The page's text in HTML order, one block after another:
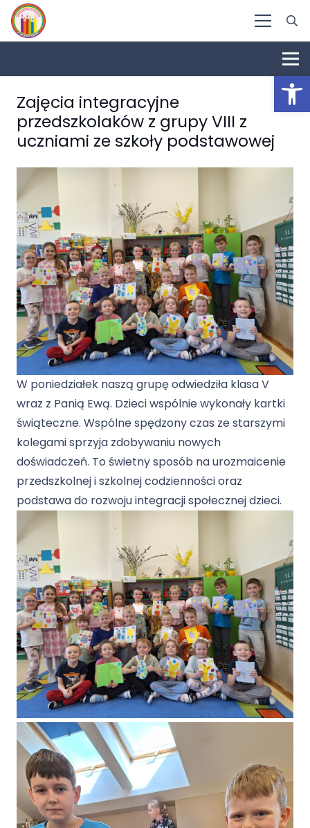
Zajęcia integracyjne
przedszkolaków z grupy VIII z
uczniami ze szkoły podstawowej
W poniedziałek naszą grupę odwiedziła klasa V
wraz z Panią Ewą. Dzieci wspólnie wykonały kartki
świąteczne. Wspólne spędzony czas ze starszymi
kolegami sprzyja zdobywaniu nowych
doświadczeń. To świetny sposób na urozmaicenie
przedszkolnej i szkolnej codzienności oraz
podstawa do rozwoju integracji społecznej dzieci.